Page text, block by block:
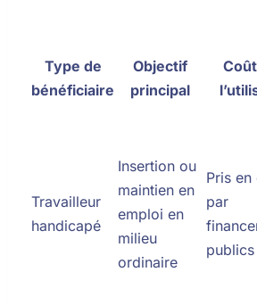
Type de
bénéficiaire
Objectif
principal
Travailleur
handicapé
Insertion ou
maintien en
emploi en
milieu
ordinaire
Pris en
par
publics